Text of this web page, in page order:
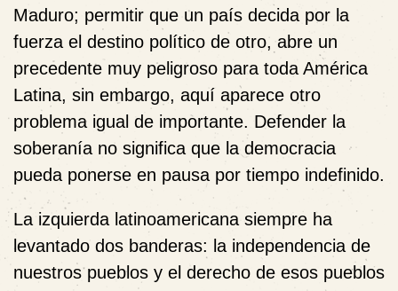
Maduro; permitir que un país decida por la
fuerza el destino político de otro, abre un
precedente muy peligroso para toda América
Latina, sin embargo, aquí aparece otro
problema igual de importante. Defender la
soberanía no significa que la democracia
pueda ponerse en pausa por tiempo indefinido.
La izquierda latinoamericana siempre ha
levantado dos banderas: la independencia de
nuestros pueblos y el derecho de esos pueblos